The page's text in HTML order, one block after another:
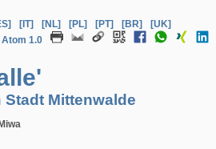
[IT] [NL] [PL] [PT] [BR]
[UK]
Atom 1.0
Stadt Mittenwalde